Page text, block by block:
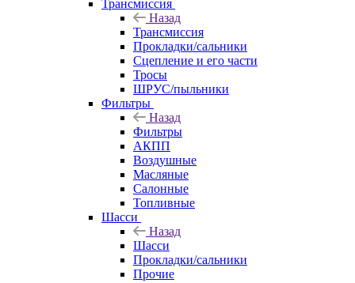
Трансмиссия
Назад
Трансмиссия
Прокладки/сальники
Сцепление и его части
Тросы
ШРУС/пыльники
Фильтры
Назад
Фильтры
АКПП
Воздушные
Масляные
Салонные
Топливные
Шасси
Назад
Шасси
Прокладки/сальники
Прочие